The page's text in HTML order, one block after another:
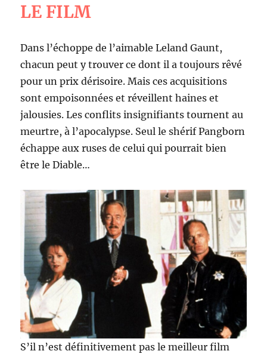
LE FILM
Dans l’échoppe de l’aimable Leland Gaunt,
chacun peut y trouver ce dont il a toujours rêvé
pour un prix dérisoire. Mais ces acquisitions
sont empoisonnées et réveillent haines et
jalousies. Les conflits insignifiants tournent au
meurtre, à l’apocalypse. Seul le shérif Pangborn
échappe aux ruses de celui qui pourrait bien
être le Diable…
S’il n’est définitivement pas le meilleur film